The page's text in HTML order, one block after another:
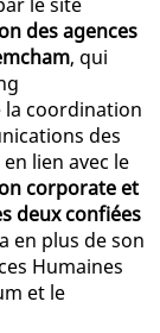
des agences
, qui
la coordination
des
lien avec le
corporate et
deux confiées
en plus de son
Humaines
et le